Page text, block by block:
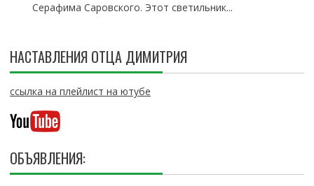
Серафима Саровского. Этот светильник...
НАСТАВЛЕНИЯ ОТЦА ДИМИТРИЯ
ссылка на плейлист на ютубе
ОБЪЯВЛЕНИЯ: